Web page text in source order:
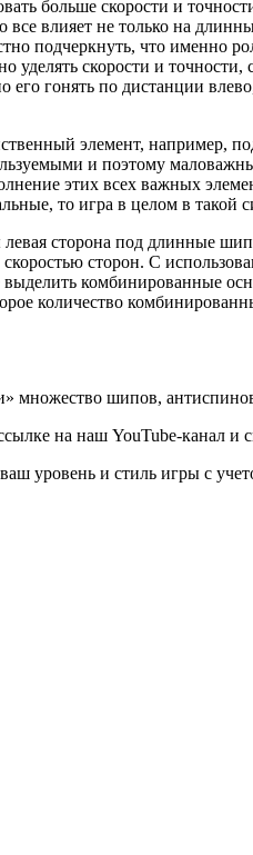
больше скорости и
все влияет не только на
подчеркнуть, что именно
скорости и
гонять по дистанции
элемент,
и поэтому
этих всех важных
то игра в целом в такой
сторона под длинные
сторон. С
комбинированные
количество
множество шипов,
на наш YouTube-канал и
уровень и стиль игры с